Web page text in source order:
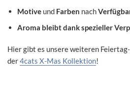
Motive und Farben nach
Aroma bleibt dank spezieller
Hier gibt es unsere weiteren
der4cats X-Mas Kollektion!